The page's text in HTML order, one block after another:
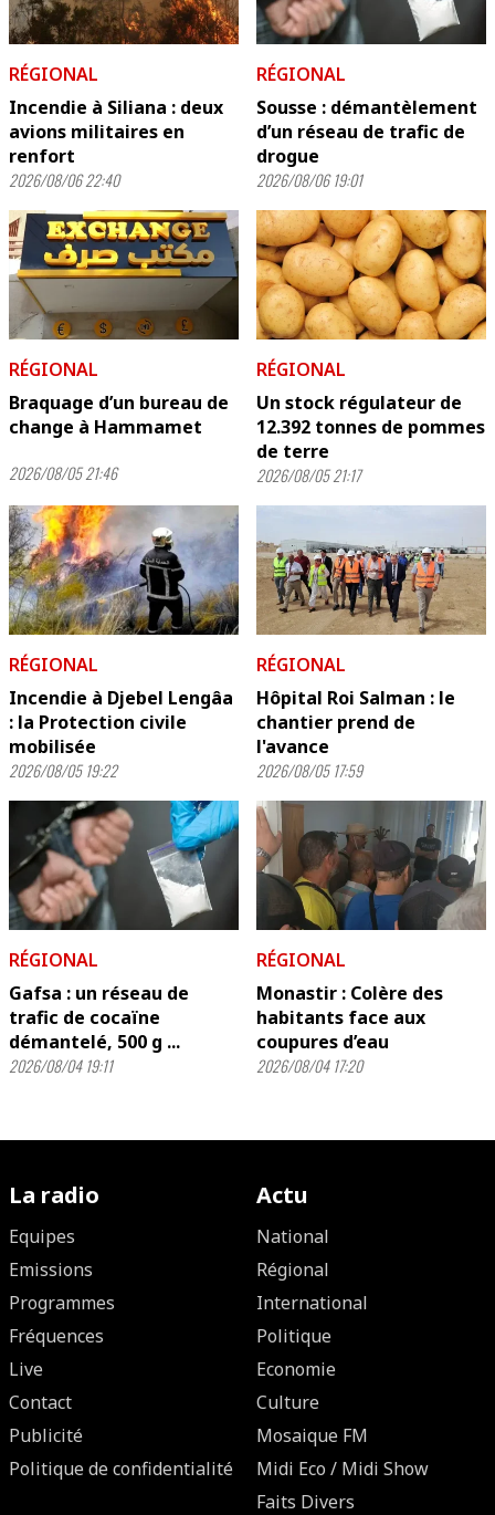
RÉGIONAL
Incendie à Siliana : deux
avions militaires en
renfort
2026/08/06 22:40
RÉGIONAL
Sousse : démantèlement
d’un réseau de trafic de
drogue
2026/08/06 19:01
RÉGIONAL
Braquage d’un bureau de
change à Hammamet
2026/08/05 21:46
RÉGIONAL
Un stock régulateur de
12.392 tonnes de pommes
de terre
2026/08/05 21:17
RÉGIONAL
Incendie à Djebel Lengâa
: la Protection civile
mobilisée
2026/08/05 19:22
RÉGIONAL
Hôpital Roi Salman : le
chantier prend de
l'avance
2026/08/05 17:59
RÉGIONAL
Gafsa : un réseau de
trafic de cocaïne
démantelé, 500 g ...
2026/08/04 19:11
RÉGIONAL
Monastir : Colère des
habitants face aux
coupures d’eau
2026/08/04 17:20
La radio
Equipes
Emissions
Programmes
Fréquences
Live
Contact
Publicité
Politique de confidentialité
Actu
National
Régional
International
Politique
Economie
Culture
Mosaique FM
Midi Eco / Midi Show
Faits Divers